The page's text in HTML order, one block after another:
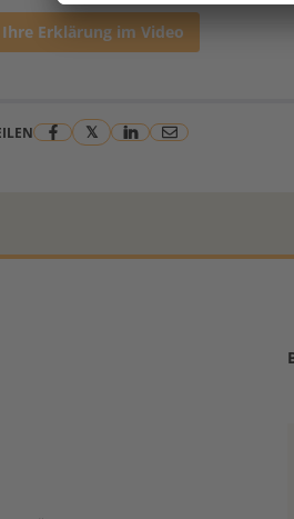
Ihre Erklärung im Video
𝕏